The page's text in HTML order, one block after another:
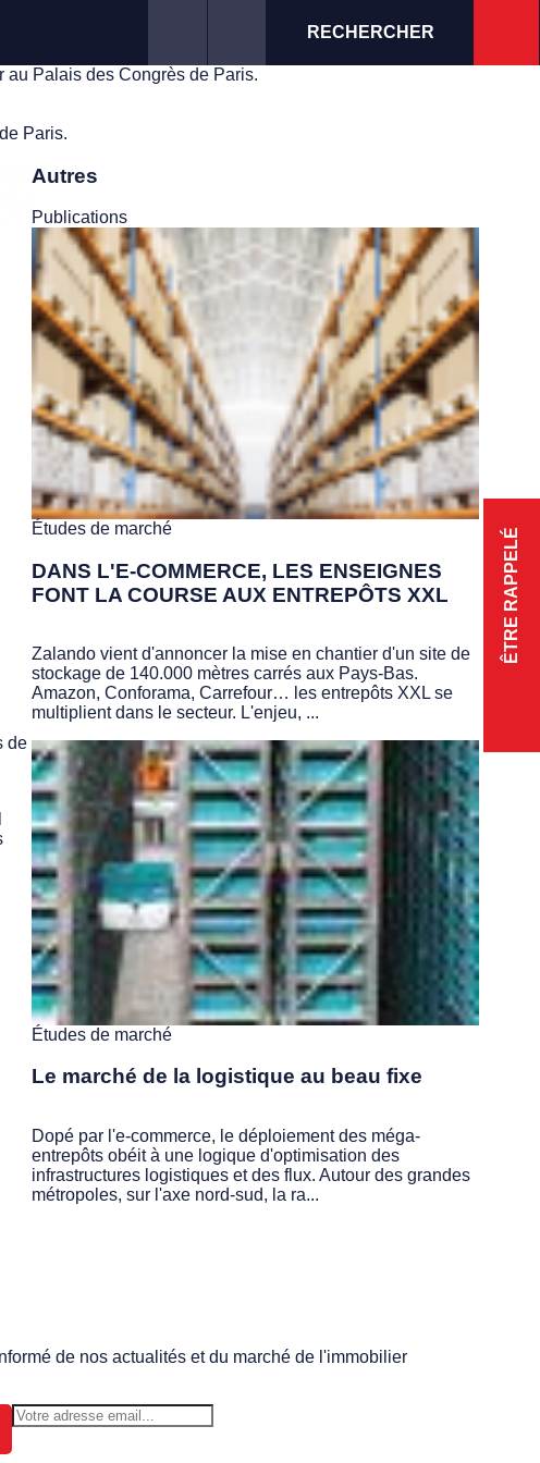
RECHERCHER
ÊTRE RAPPELÉ
au Palais des Congrès de Paris.
Paris.
de
Autres
Publications
Études de marché
DANS L'E-COMMERCE, LES ENSEIGNES
FONT LA COURSE AUX ENTREPÔTS XXL
Zalando vient d'annoncer la mise en chantier d'un site de
stockage de 140.000 mètres carrés aux Pays-Bas.
Amazon, Conforama, Carrefour… les entrepôts XXL se
multiplient dans le secteur. L'enjeu, ...
Études de marché
Le marché de la logistique au beau fixe
Dopé par l'e-commerce, le déploiement des méga-
entrepôts obéit à une logique d'optimisation des
infrastructures logistiques et des flux. Autour des grandes
métropoles, sur l'axe nord-sud, la ra...
de nos actualités et du marché de l'immobilier